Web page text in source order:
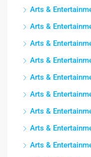
Arts &
Arts &
Arts &
Arts &
Arts &
Arts &
Arts &
Arts &
Arts &